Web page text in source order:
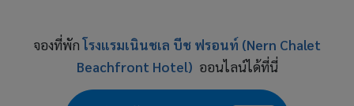
จองที่พักโรงแรมเนินชเล บีช ฟรอนท์ (Nern Chalet
Beachfront Hotel) ออนไลน์ได้ที่นี่